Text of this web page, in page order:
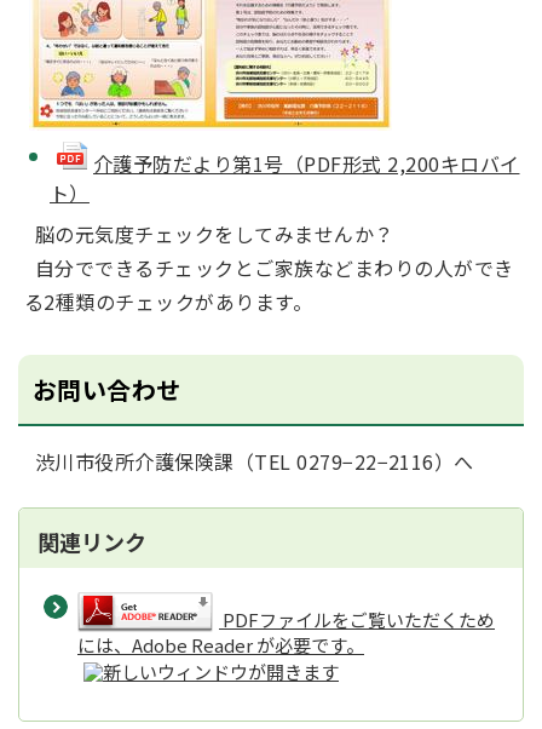
介護予防だより第1号（PDF形式 2,200キロバイ
ト）
脳の元気度チェックをしてみませんか？
自分でできるチェックとご家族などまわりの人ができ
る2種類のチェックがあります。
お問い合わせ
渋川市役所介護保険課（TEL 0279−22−2116）へ
関連リンク
PDFファイルをご覧いただくため
には、Adobe Reader が必要です。